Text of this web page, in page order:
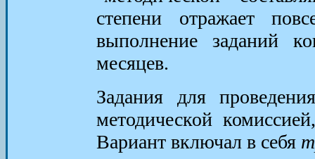
степени отражает
выполнение заданий
месяцев.
Задания для
методической
Вариант включал в себя